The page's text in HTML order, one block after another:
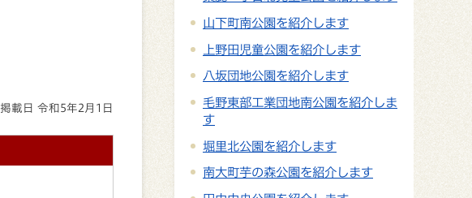
掲載日 令和5年2月1日
山下町南公園を紹介します
上野田児童公園を紹介します
八坂団地公園を紹介します
毛野東部工業団地南公園を紹介しま
す
堀里北公園を紹介します
南大町芋の森公園を紹介します